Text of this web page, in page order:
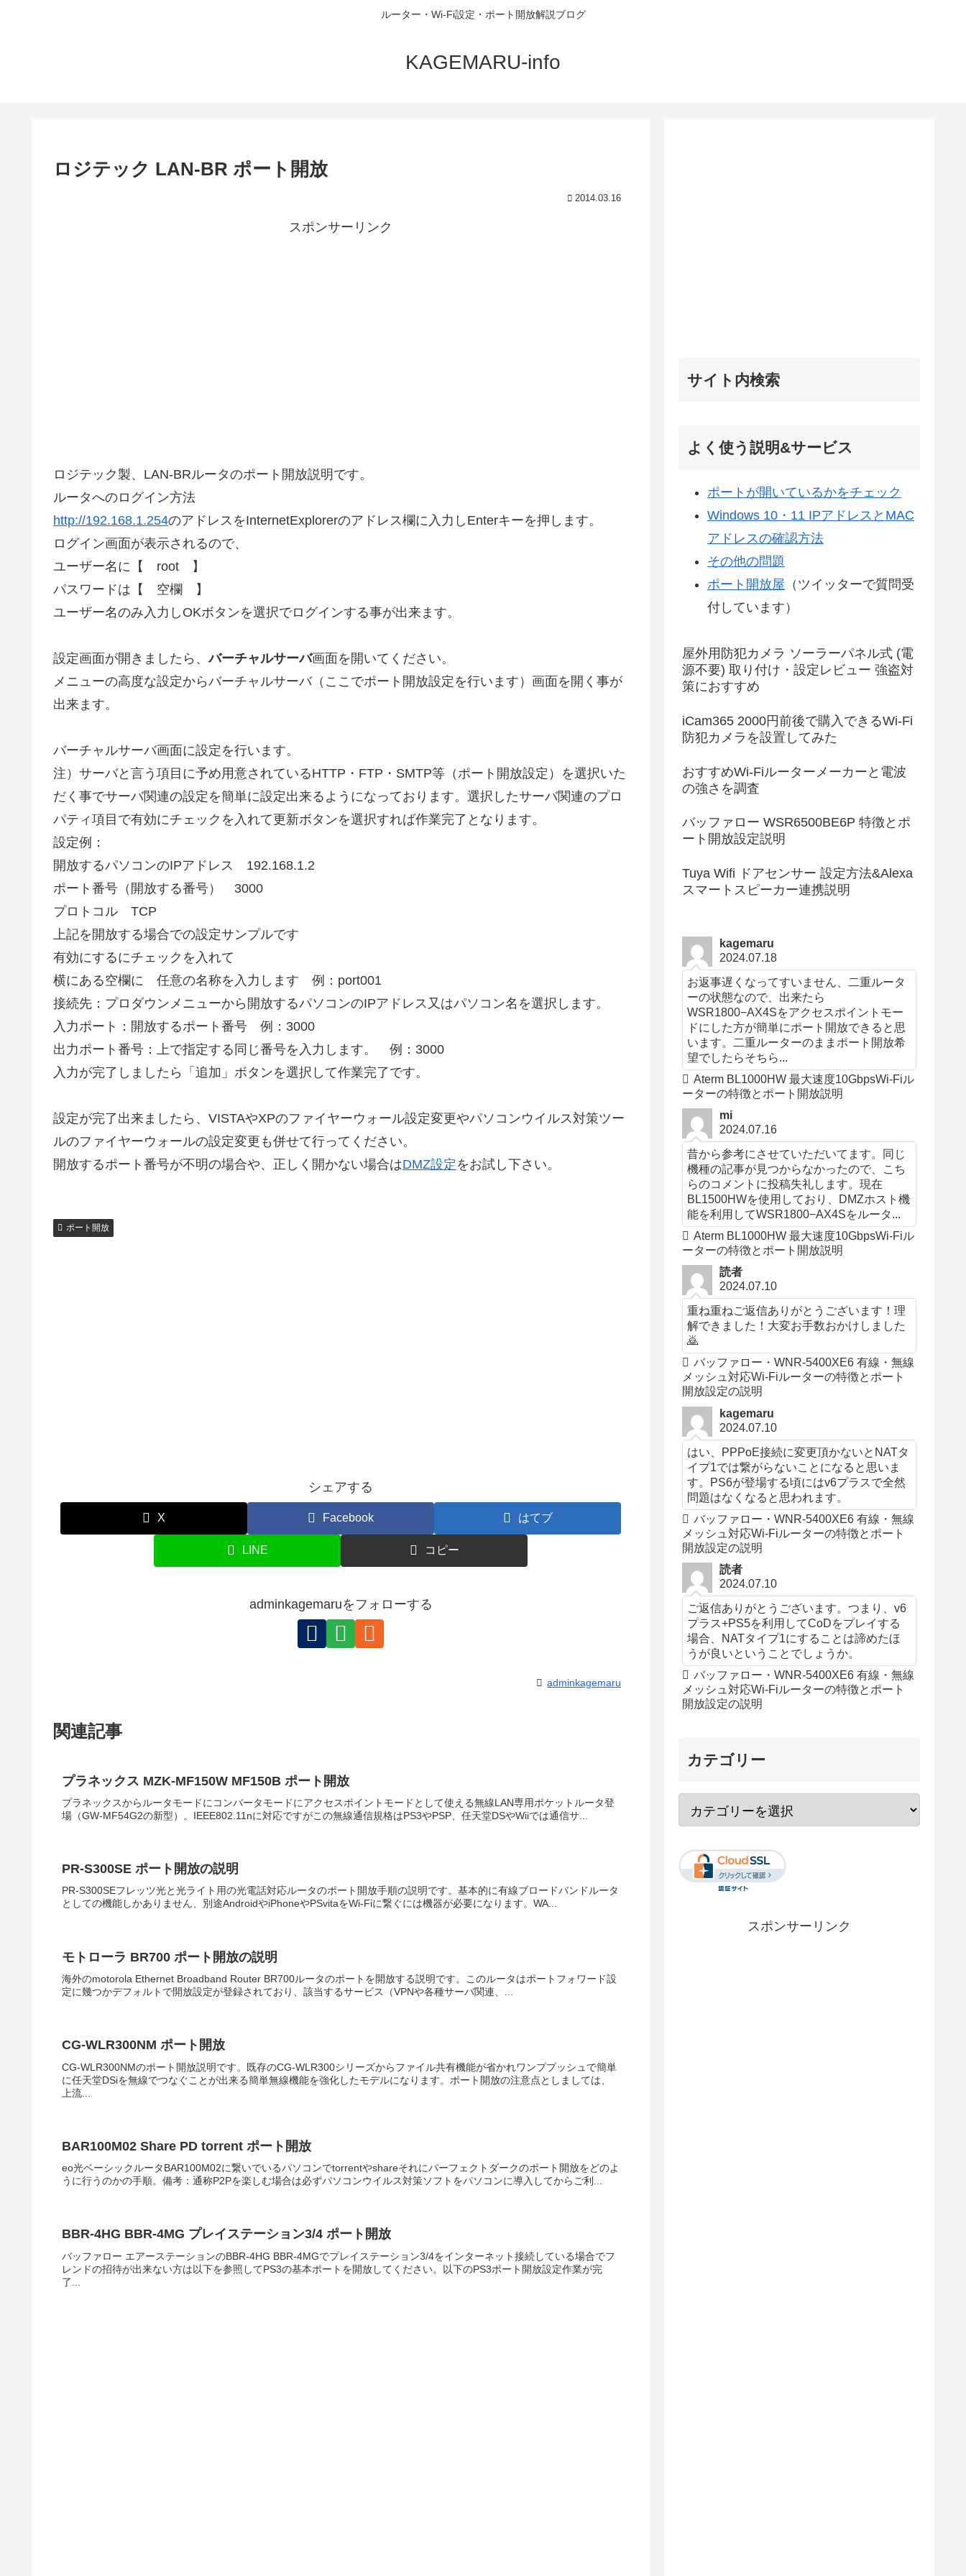
ルーター・Wi-Fi設定・ポート開放解説ブログ
KAGEMARU-info
ロジテック LAN-BR ポート開放
2014.03.16
スポンサーリンク
ロジテック製、LAN-BRルータのポート開放説明です。
ルータへのログイン方法
http://192.168.1.254のアドレスをInternetExplorerのアドレス欄に入力しEnterキーを押します。
ログイン画面が表示されるので、
ユーザー名に【 root 】
パスワードは【 空欄 】
ユーザー名のみ入力しOKボタンを選択でログインする事が出来ます。
設定画面が開きましたら、バーチャルサーバ画面を開いてください。
メニューの高度な設定からバーチャルサーバ（ここでポート開放設定を行います）画面を開く事が
出来ます。
バーチャルサーバ画面に設定を行います。
注）サーバと言う項目に予め用意されているHTTP・FTP・SMTP等（ポート開放設定）を選択いた
だく事でサーバ関連の設定を簡単に設定出来るようになっております。選択したサーバ関連のプロ
パティ項目で有効にチェックを入れて更新ボタンを選択すれば作業完了となります。
設定例：
開放するパソコンのIPアドレス 192.168.1.2
ポート番号（開放する番号） 3000
プロトコル TCP
上記を開放する場合での設定サンプルです
有効にするにチェックを入れて
横にある空欄に 任意の名称を入力します 例：port001
接続先：プロダウンメニューから開放するパソコンのIPアドレス又はパソコン名を選択します。
入力ポート：開放するポート番号 例：3000
出力ポート番号：上で指定する同じ番号を入力します。 例：3000
入力が完了しましたら「追加」ボタンを選択して作業完了です。
設定が完了出来ましたら、VISTAやXPのファイヤーウォール設定変更やパソコンウイルス対策ツー
ルのファイヤーウォールの設定変更も併せて行ってください。
開放するポート番号が不明の場合や、正しく開かない場合はDMZ設定 をお試し下さい。
ポート開放
シェアする
X Facebook はてブ
LINE コピー
adminkagemaruをフォローする
adminkagemaru
関連記事
プラネックス MZK-MF150W MF150B ポート開放
プラネックスからルータモードにコンバータモードにアクセスポイントモードとして使える無線LAN専用ポケットルータ登
場（GW-MF54G2の新型）。IEEE802.11nに対応ですがこの無線通信規格はPS3やPSP、任天堂DSやWiiでは通信サ...
PR-S300SE ポート開放の説明
PR-S300SEフレッツ光と光ライト用の光電話対応ルータのポート開放手順の説明です。基本的に有線ブロードバンドルータ
としての機能しかありません、別途AndroidやiPhoneやPSvitaをWi-Fiに繋ぐには機器が必要になります。WA...
モトローラ BR700 ポート開放の説明
海外のmotorola Ethernet Broadband Router BR700ルータのポートを開放する説明です。このルータはポートフォワード設
定に幾つかデフォルトで開放設定が登録されており、該当するサービス（VPNや各種サーバ関連、...
CG-WLR300NM ポート開放
CG-WLR300NMのポート開放説明です。既存のCG-WLR300シリーズからファイル共有機能が省かれワンププッシュで簡単
に任天堂DSiを無線でつなぐことが出来る簡単無線機能を強化したモデルになります。ポート開放の注意点としましては、
上流...
BAR100M02 Share PD torrent ポート開放
eo光ベーシックルータBAR100M02に繋いでいるパソコンでtorrentやshareそれにパーフェクトダークのポート開放をどのよ
うに行うのかの手順。備考：通称P2Pを楽しむ場合は必ずパソコンウイルス対策ソフトをパソコンに導入してからご利...
BBR-4HG BBR-4MG プレイステーション3/4 ポート開放
バッファロー エアーステーションのBBR-4HG BBR-4MGでプレイステーション3/4をインターネット接続している場合でフ
レンドの招待が出来ない方は以下を参照してPS3の基本ポートを開放してください。以下のPS3ポート開放設定作業が完
了...
サイト内検索
よく使う説明&サービス
ポートが開いているかをチェック
Windows 10・11 IPアドレスとMAC
アドレスの確認方法
その他の問題
ポート開放屋 （ツイッターで質問受
付しています）
屋外用防犯カメラ ソーラーパネル式 (電
源不要) 取り付け・設定レビュー 強盗対
策におすすめ
iCam365 2000円前後で購入できるWi-Fi
防犯カメラを設置してみた
おすすめWi-Fiルーターメーカーと電波
の強さを調査
バッファロー WSR6500BE6P 特徴とポ
ート開放設定説明
Tuya Wifi ドアセンサー 設定方法&Alexa
スマートスピーカー連携説明
kagemaru
2024.07.18
お返事遅くなってすいません、二重ルータ
ーの状態なので、出来たら
WSR1800−AX4Sをアクセスポイントモー
ドにした方が簡単にポート開放できると思
います。二重ルーターのままポート開放希
望でしたらそちら...
Aterm BL1000HW 最大速度10GbpsWi-Fiル
ーターの特徴とポート開放説明
mi
2024.07.16
昔から参考にさせていただいてます。同じ
機種の記事が見つからなかったので、こち
らのコメントに投稿失礼します。現在
BL1500HWを使用しており、DMZホスト機
能を利用してWSR1800−AX4Sをルータ...
Aterm BL1000HW 最大速度10GbpsWi-Fiル
ーターの特徴とポート開放説明
読者
2024.07.10
重ね重ねご返信ありがとうございます！理
解できました！大変お手数おかけしました
🙇
バッファロー・WNR-5400XE6 有線・無線
メッシュ対応Wi-Fiルーターの特徴とポート
開放設定の説明
kagemaru
2024.07.10
はい、PPPoE接続に変更頂かないとNATタ
イプ1では繋がらないことになると思いま
す。PS6が登場する頃にはv6プラスで全然
問題はなくなると思われます。
バッファロー・WNR-5400XE6 有線・無線
メッシュ対応Wi-Fiルーターの特徴とポート
開放設定の説明
読者
2024.07.10
ご返信ありがとうございます。つまり、v6
プラス+PS5を利用してCoDをプレイする
場合、NATタイプ1にすることは諦めたほ
うが良いということでしょうか。
バッファロー・WNR-5400XE6 有線・無線
メッシュ対応Wi-Fiルーターの特徴とポート
開放設定の説明
カテゴリー
スポンサーリンク